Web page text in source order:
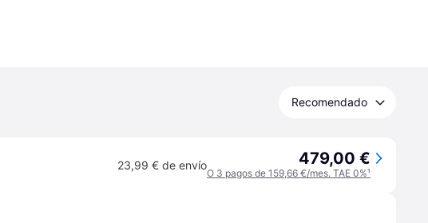
Recomendado
23,99 € de envío 479,00 €
O 3 pagos de 159,66 €/mes. TAE 0%¹